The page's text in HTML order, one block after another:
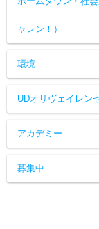
ャレン！）
環境
UDオリヴェイレン
アカデミー
募集中